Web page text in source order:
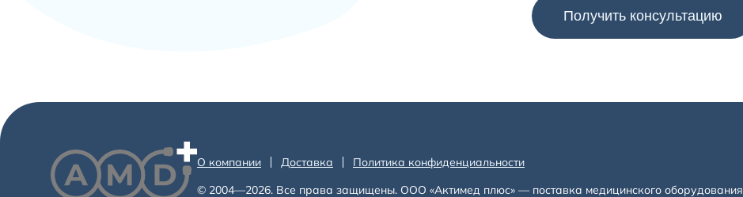
О компании Доставка
Политика конфиденциальности
© 2004—2026. Все права защищены. ООО «Актимед плюс» — поставка медицинского оборудования